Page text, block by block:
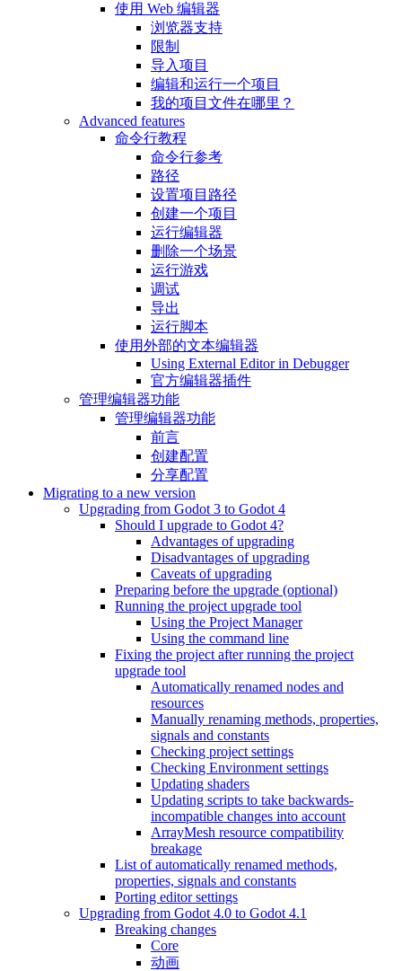
使用 Web 编辑器
浏览器支持
限制
导入项目
编辑和运行一个项目
我的项目文件在哪里？
Advanced features
命令行教程
命令行参考
路径
设置项目路径
创建一个项目
运行编辑器
删除一个场景
运行游戏
调试
导出
运行脚本
使用外部的文本编辑器
Using External Editor in Debugger
官方编辑器插件
管理编辑器功能
管理编辑器功能
前言
创建配置
分享配置
Migrating to a new version
Upgrading from Godot 3 to Godot 4
Should I upgrade to Godot 4?
Advantages of upgrading
Disadvantages of upgrading
Caveats of upgrading
Preparing before the upgrade (optional)
Running the project upgrade tool
Using the Project Manager
Using the command line
Fixing the project after running the project
upgrade tool
Automatically renamed nodes and
resources
Manually renaming methods, properties,
signals and constants
Checking project settings
Checking Environment settings
Updating shaders
Updating scripts to take backwards-
incompatible changes into account
ArrayMesh resource compatibility
breakage
List of automatically renamed methods,
properties, signals and constants
Porting editor settings
Upgrading from Godot 4.0 to Godot 4.1
Breaking changes
Core
动画